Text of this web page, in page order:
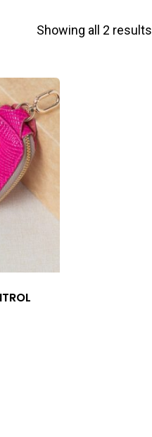
Showing all 2 results